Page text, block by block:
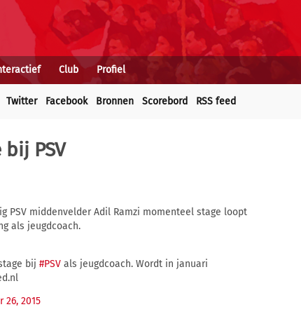
Club Profiel
Twitter Facebook Bronnen Scorebord RSS feed
PSV
PSV middenvelder Adil Ramzi momenteel stage loopt
als jeugdcoach.
bij#PSV als jeugdcoach. Wordt in januari
26, 2015